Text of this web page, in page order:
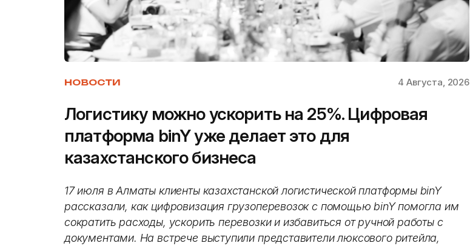
НОВОСТИ 4 Августа, 2026
Логистику можно ускорить на 25%. Цифровая
платформа binY уже делает это для
казахстанского бизнеса
17 июля в Алматы клиенты казахстанской логистической платформы binY
рассказали, как цифровизация грузоперевозок с помощью binY помогла им
сократить расходы, ускорить перевозки и избавиться от ручной работы с
документами. На встрече выступили представители люксового ритейла,